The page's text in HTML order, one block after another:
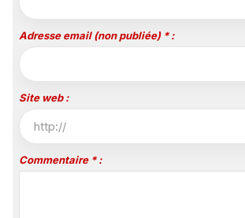
Adresse email (non publiée) * :
Site web :
Commentaire * :